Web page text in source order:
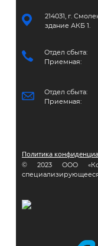
214031, г.
здание АКБ 1.
Отдел сбыта:
Приемная:
Отдел сбыта:
Приемная:
Политика
© 2023 ООО